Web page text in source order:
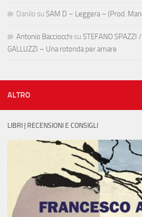
Danilo su SAM D – Leggera – (Prod.
Antonio Bacciocchi su STEFANO SPAZZI
GALLUZZI – Una rotonda per amare
ALTRO
LIBRI | RECENSIONI E CONSIGLI